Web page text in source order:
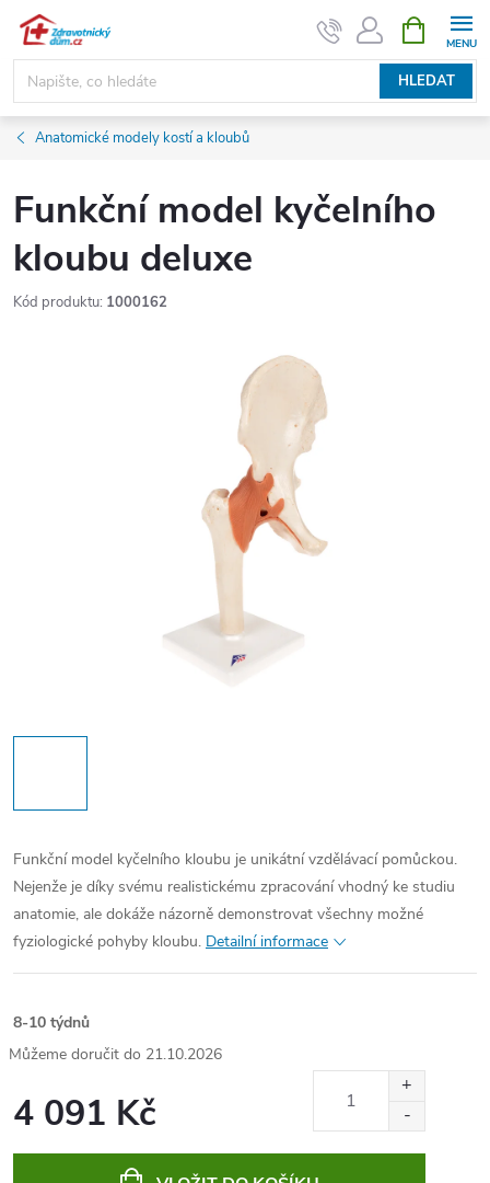
Přejít
obsah
HLEDAT
NÁKUPNÍ
KOŠÍK
Anatomické modely kostí a kloubů
Funkční model kyčelního
kloubu deluxe
Kód produktu: 1000162
Funkční model kyčelního kloubu je unikátní vzdělávací pomůckou.
Nejenže je díky svému realistickému zpracování vhodný ke studiu
anatomie, ale dokáže názorně demonstrovat všechny možné
fyziologické pohyby kloubu. Detailní informace
8-10 týdnů
21.10.2026
4 091 Kč